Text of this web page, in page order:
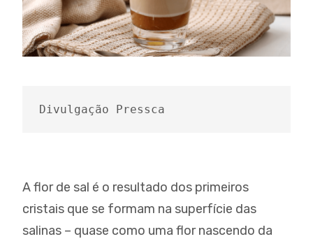
Divulgação Pressca
A flor de sal é o resultado dos primeiros
cristais que se formam na superfície das
salinas – quase como uma flor nascendo da